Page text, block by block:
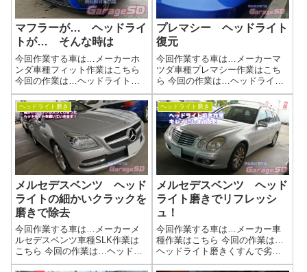
マフラーが… ヘッドライ
トが… そんな時は
今回作業する車は…メーカーホ
ンダ車種フィット作業はこちら
今回の作業は…ヘッドライト磨
きとマフラー修理くすんで劣化
してしまったヘッドライトを磨
きあげましょう(^^)/あと、折れて
しまったマフラー修理です作業
写真バッチリ綺麗になりました
(^_...
プレマシー ヘッドライト
復元
今回作業する車は…メーカーマ
ツダ車種プレマシー作業はこち
ら 今回の作業は…ヘッドライト
磨きくすんで劣化してしまった
ヘッドライトを磨きあげましょ
う(^^)/作業写真バッチリ綺麗にな
りました(^_-)-☆ヘッドライト磨
きの工程当店施工事例ヘッド...
ヘッドライト磨き
メルセデスベンツ ヘッド
ライトの細かいクラックを
磨きで除去
今回作業する車は…メーカーメ
ルセデスベンツ車種SLK作業は
こちら 今回の作業は…ヘッドラ
イト磨きくすんで劣化してしま
ヘッドライト磨き
メルセデスベンツ ヘッド
ライト磨きでリフレッシ
ュ！
今回作業する車は…メーカー車
種作業はこちら 今回の作業は…
ヘッドライト磨きくすんで劣化
してしまったヘッドライトを磨